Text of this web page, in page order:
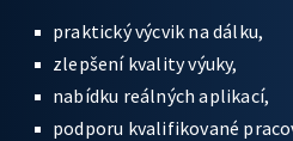
praktický výcvik na dálku,
zlepšení kvality výuky,
nabídku reálných aplikací,
podporu kvalifikované